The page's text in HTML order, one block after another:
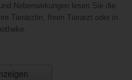
Nebenwirkungen lesen Sie die
Tierärztin, Ihren Tierarzt oder in